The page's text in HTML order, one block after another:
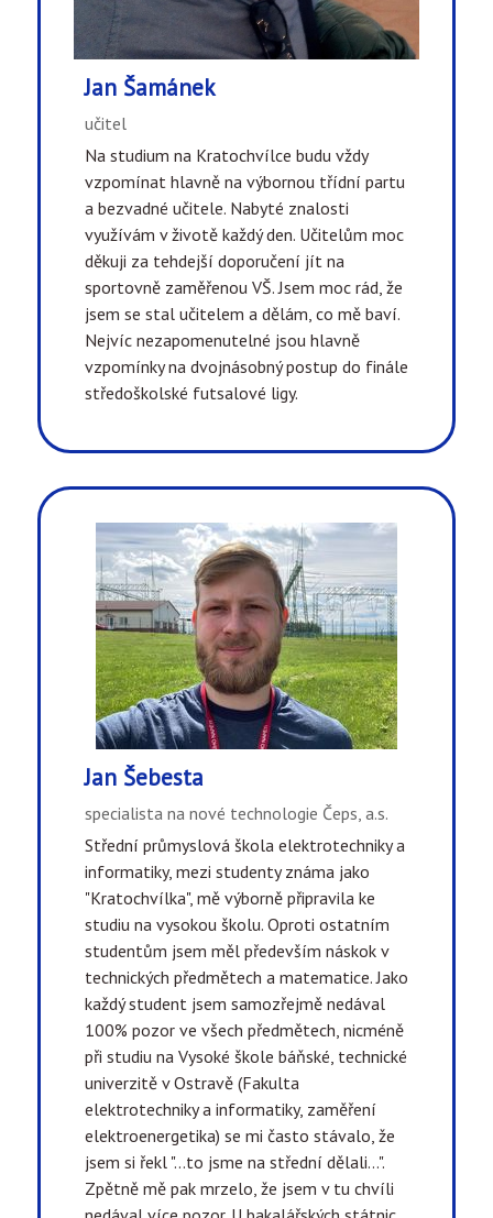
Jan Šamánek
učitel
Na studium na Kratochvílce budu vždy
vzpomínat hlavně na výbornou třídní partu
a bezvadné učitele. Nabyté znalosti
využívám v životě každý den. Učitelům moc
děkuji za tehdejší doporučení jít na
sportovně zaměřenou VŠ. Jsem moc rád, že
jsem se stal učitelem a dělám, co mě baví.
Nejvíc nezapomenutelné jsou hlavně
vzpomínky na dvojnásobný postup do finále
středoškolské futsalové ligy.
Jan Šebesta
specialista na nové technologie Čeps, a.s.
Střední průmyslová škola elektrotechniky a
informatiky, mezi studenty známa jako
"Kratochvílka", mě výborně připravila ke
studiu na vysokou školu. Oproti ostatním
studentům jsem měl především náskok v
technických předmětech a matematice. Jako
každý student jsem samozřejmě nedával
100% pozor ve všech předmětech, nicméně
při studiu na Vysoké škole báňské, technické
univerzitě v Ostravě (Fakulta
elektrotechniky a informatiky, zaměření
elektroenergetika) se mi často stávalo, že
jsem si řekl "...to jsme na střední dělali...".
Zpětně mě pak mrzelo, že jsem v tu chvíli